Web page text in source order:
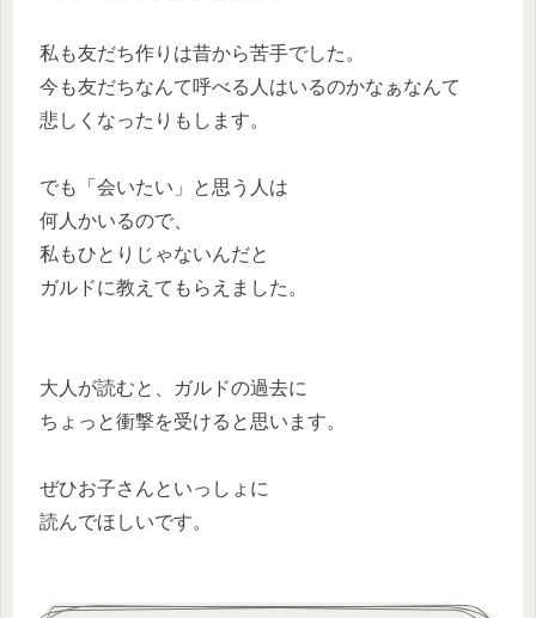
私も友だち作りは昔から苦手でした。
今も友だちなんて呼べる人はいるのかなぁなんて
悲しくなったりもします。
でも「会いたい」と思う人は
何人かいるので、
私もひとりじゃないんだと
ガルドに教えてもらえました。
大人が読むと、ガルドの過去に
ちょっと衝撃を受けると思います。
ぜひお子さんといっしょに
読んでほしいです。